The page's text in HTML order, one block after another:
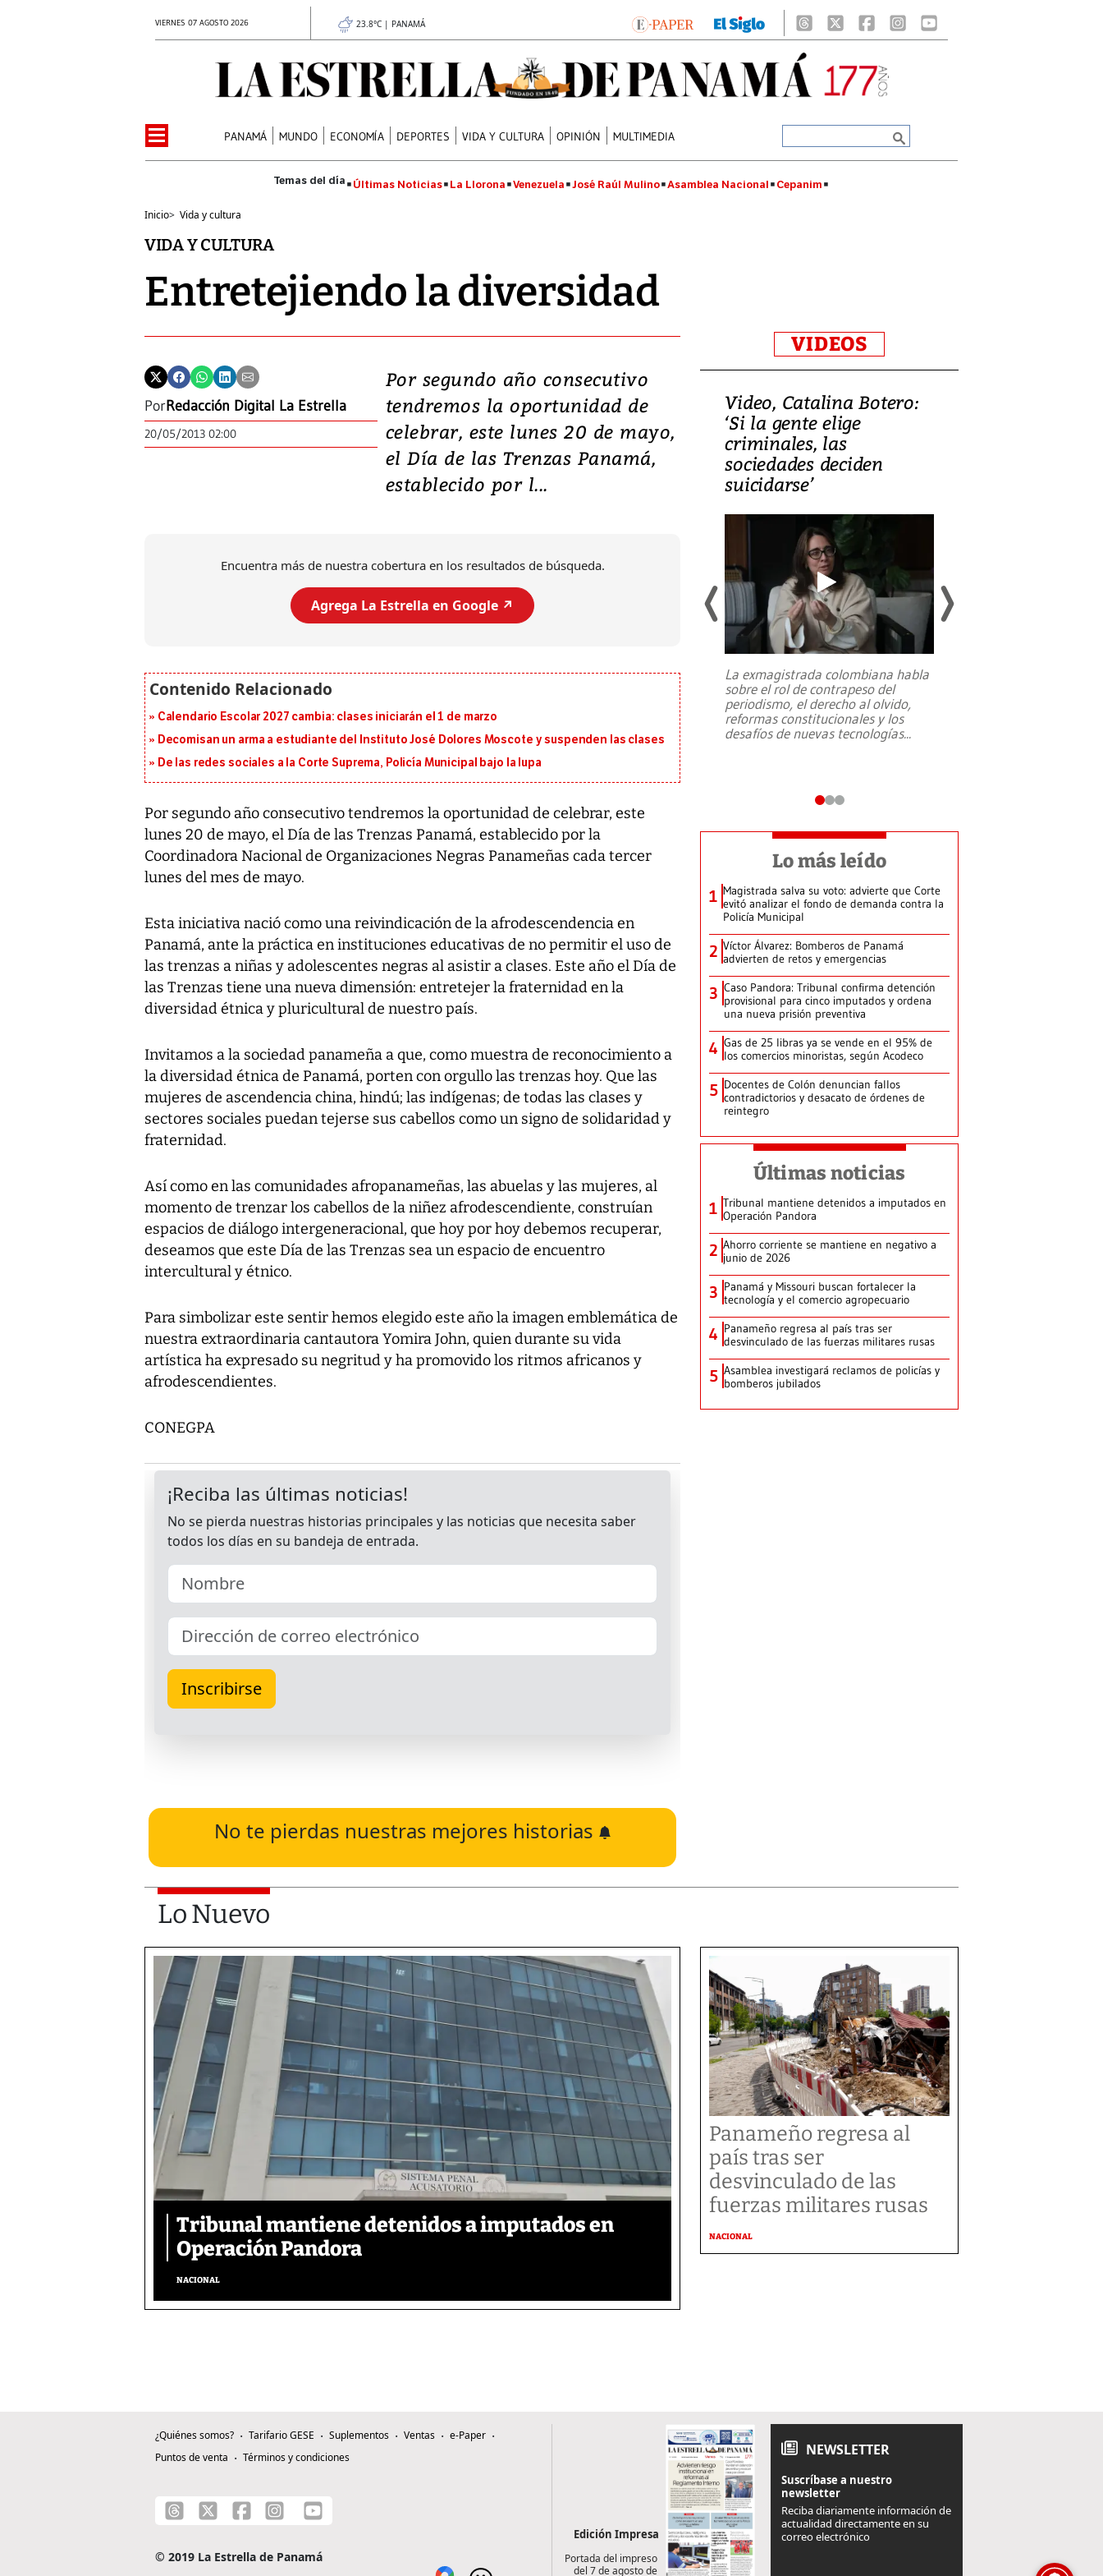
VIERNES 07 AGOSTO 2026 23.8°C | PANAMÁ
PANAMÁ MUNDO ECONOMÍA DEPORTES VIDA Y CULTURA OPINIÓN MULTIMEDIA
Últimas Noticias La Llorona Venezuela José Raúl Mulino Asamblea Nacional Cepanim
Inicio> Vida y cultura
VIDA Y CULTURA
Entretejiendo la diversidad
PorRedacción Digital La Estrella
20/05/2013 02:00
Por segundo año consecutivo
tendremos la oportunidad de
celebrar, este lunes 20 de mayo,
el Día de las Trenzas Panamá,
establecido por l...
Encuentra más de nuestra cobertura en los resultados de búsqueda.
Agrega La Estrella en Google ↗️
Calendario Escolar 2027 cambia: clases iniciarán el 1 de marzo
Decomisan un arma a estudiante del Instituto José Dolores Moscote y suspenden las clases
De las redes sociales a la Corte Suprema, Policía Municipal bajo la lupa
Por segundo año consecutivo tendremos la oportunidad de celebrar, este
lunes 20 de mayo, el Día de las Trenzas Panamá, establecido por la
Coordinadora Nacional de Organizaciones Negras Panameñas cada tercer
lunes del mes de mayo.
Esta iniciativa nació como una reivindicación de la afrodescendencia en
Panamá, ante la práctica en instituciones educativas de no permitir el uso de
las trenzas a niñas y adolescentes negras al asistir a clases. Este año el Día de
las Trenzas tiene una nueva dimensión: entretejer la fraternidad en la
diversidad étnica y pluricultural de nuestro país.
Invitamos a la sociedad panameña a que, como muestra de reconocimiento a
la diversidad étnica de Panamá, porten con orgullo las trenzas hoy. Que las
mujeres de ascendencia china, hindú; las indígenas; de todas las clases y
sectores sociales puedan tejerse sus cabellos como un signo de solidaridad y
fraternidad.
Así como en las comunidades afropanameñas, las abuelas y las mujeres, al
momento de trenzar los cabellos de la niñez afrodescendiente, construían
espacios de diálogo intergeneracional, que hoy por hoy debemos recuperar,
deseamos que este Día de las Trenzas sea un espacio de encuentro
intercultural y étnico.
Para simbolizar este sentir hemos elegido este año la imagen emblemática de
nuestra extraordinaria cantautora Yomira John, quien durante su vida
artística ha expresado su negritud y ha promovido los ritmos africanos y
afrodescendientes.
CONEGPA
No te pierdas nuestras mejores historias
VIDEOS
Video, Japón: Terremoto
deja heridos y graves
daños en Kumamoto
al sur de Japón, provocando una
Video, Catalina Botero:
‘Si la gente elige
criminales, las
sociedades deciden
suicidarse’
La exmagistrada colombiana habla
sobre el rol de contrapeso del
periodismo, el derecho al olvido,
reformas constitucionales y los
desafíos de nuevas tecnologías...
Lo más leído
1 Magistrada salva su voto: advierte que Corte
evitó analizar el fondo de demanda contra la
Policía Municipal
2 Víctor Álvarez: Bomberos de Panamá
advierten de retos y emergencias
3 Caso Pandora: Tribunal confirma detención
provisional para cinco imputados y ordena
una nueva prisión preventiva
4 Gas de 25 libras ya se vende en el 95% de
los comercios minoristas, según Acodeco
5 Docentes de Colón denuncian fallos
contradictorios y desacato de órdenes de
reintegro
Últimas noticias
1 Tribunal mantiene detenidos a imputados en
Operación Pandora
2 Ahorro corriente se mantiene en negativo a
junio de 2026
3 Panamá y Missouri buscan fortalecer la
tecnología y el comercio agropecuario
4 Panameño regresa al país tras ser
desvinculado de las fuerzas militares rusas
5 Asamblea investigará reclamos de policías y
bomberos jubilados
Lo Nuevo
Tribunal mantiene detenidos a imputados en
Operación Pandora
NACIONAL
Panameño regresa al
país tras ser
desvinculado de las
fuerzas militares rusas
NACIONAL
¿Quiénes somos? Tarifario GESE Suplementos Ventas
e-Paper
Puntos de venta
Términos y condiciones
© 2019 La Estrella de Panamá
Edición Impresa
Portada del impreso
del 7 de agosto de
NEWSLETTER
Suscríbase a nuestro
newsletter
Reciba diariamente información de
actualidad directamente en su
correo electrónico